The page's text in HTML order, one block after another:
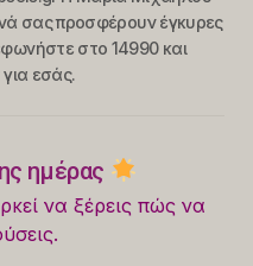
σας προσφέρουν έγκυρες
στο 14990 και
εσάς.
ημέρας
να ξέρεις πώς να